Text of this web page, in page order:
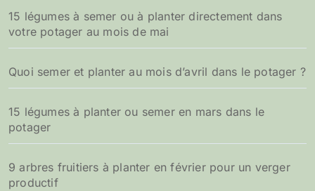
15 légumes à semer ou à planter directement dans
votre potager au mois de mai
Quoi semer et planter au mois d’avril dans le potager ?
15 légumes à planter ou semer en mars dans le
potager
9 arbres fruitiers à planter en février pour un verger
productif